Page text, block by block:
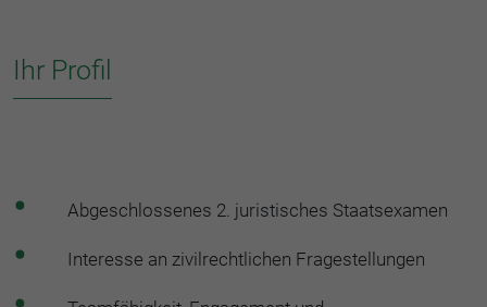
Ihr Profil
Abgeschlossenes 2. juristisches Staatsexamen
Interesse an zivilrechtlichen Fragestellungen